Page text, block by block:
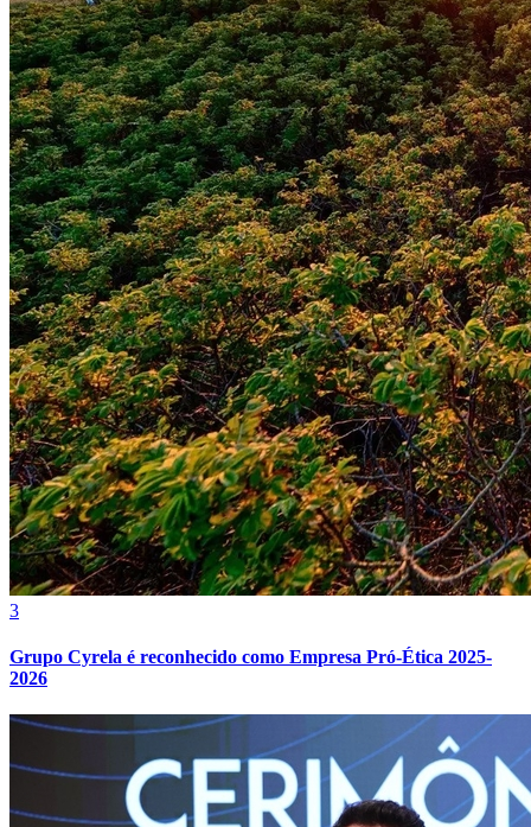
Botafogo
Grêmio
3
Grupo Cyrela é reconhecido como Empresa Pró-Ética 2025-
2026